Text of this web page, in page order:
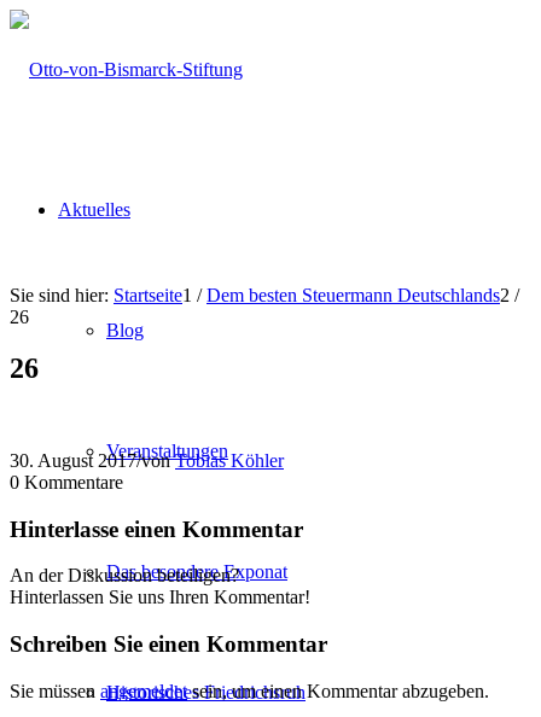
Aktuelles
Blog
Veranstaltungen
Das besondere Exponat
Historisches Friedrichsruh
Sie sind hier: Startseite1 / Dem besten Steuermann Deutschlands2 /
26
26
30. August 2017/vonTobias Köhler
0 Kommentare
Hinterlasse einen Kommentar
An der Diskussion beteiligen?
Hinterlassen Sie uns Ihren Kommentar!
Schreiben Sie einen Kommentar
Sie müssen angemeldetsein, um einen Kommentar abzugeben.